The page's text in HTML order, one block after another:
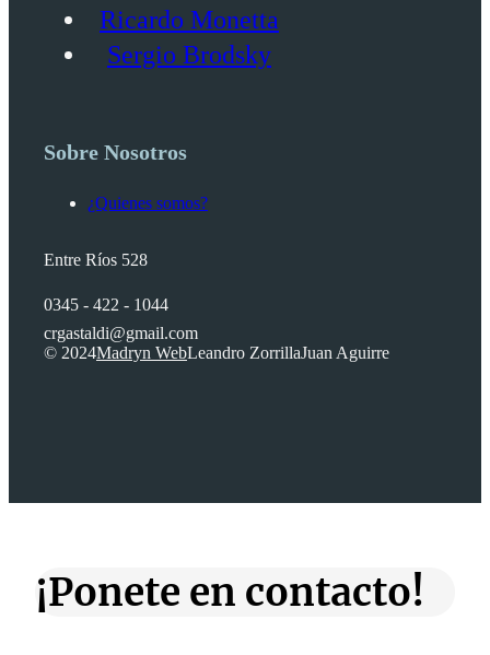
Ricardo Monetta
Sergio Brodsky
Sobre Nosotros
¿Quienes somos?
Entre Ríos 528
0345 - 422 - 1044
crgastaldi@gmail.com
© 2024Madryn WebLeandro ZorrillaJuan Aguirre
¡Ponete en contacto!